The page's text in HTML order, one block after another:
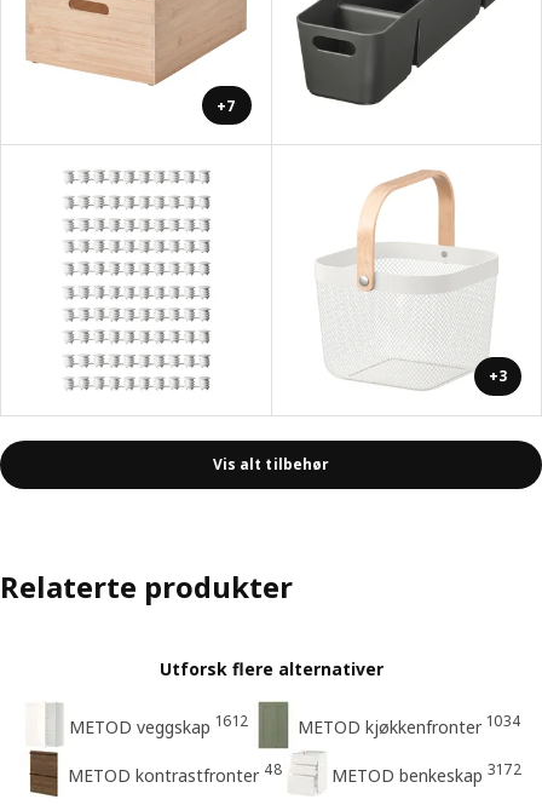
+7
+3
Vis alt tilbehør
Relaterte produkter
Utforsk flere alternativer
METOD veggskap 1612 METOD kjøkkenfronter 1034
METOD kontrastfronter 48 METOD benkeskap 3172